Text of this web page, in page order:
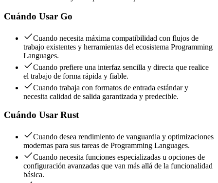
Cuándo Usar Go
Cuando necesita máxima compatibilidad con flujos de
trabajo existentes y herramientas del ecosistema Programming
Languages.
Cuando prefiere una interfaz sencilla y directa que realice
el trabajo de forma rápida y fiable.
Cuando trabaja con formatos de entrada estándar y
necesita calidad de salida garantizada y predecible.
Cuándo Usar Rust
Cuando desea rendimiento de vanguardia y optimizaciones
modernas para sus tareas de Programming Languages.
Cuando necesita funciones especializadas u opciones de
configuración avanzadas que van más allá de la funcionalidad
básica.